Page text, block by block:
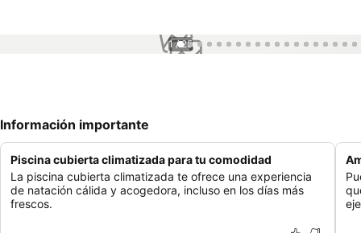
1 / 25
Información importante
Piscina cubierta climatizada para tu comodidad
La piscina cubierta climatizada te ofrece una experiencia
de natación cálida y acogedora, incluso en los días más
frescos.